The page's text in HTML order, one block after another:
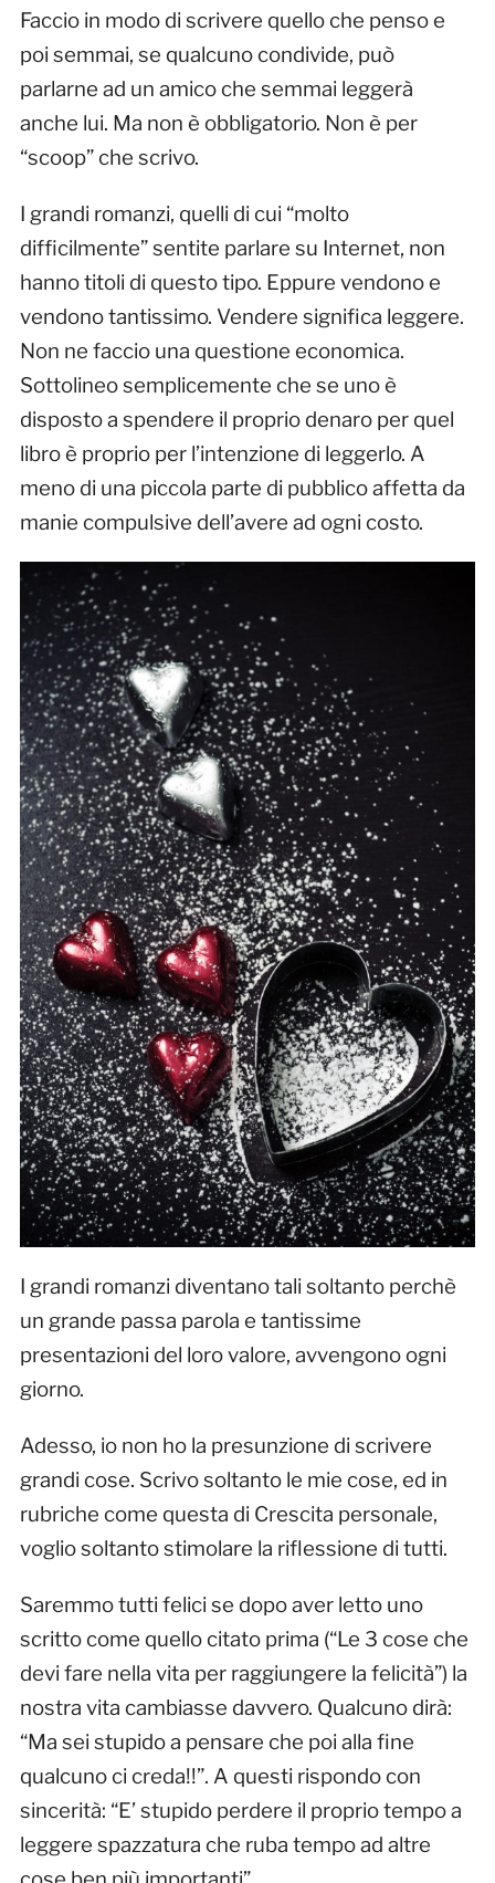
Faccio in modo di scrivere quello che penso e
poi semmai, se qualcuno condivide, può
parlarne ad un amico che semmai leggerà
anche lui. Ma non è obbligatorio. Non è per
“scoop” che scrivo.
I grandi romanzi, quelli di cui “molto
difficilmente” sentite parlare su Internet, non
hanno titoli di questo tipo. Eppure vendono e
vendono tantissimo. Vendere significa leggere.
Non ne faccio una questione economica.
Sottolineo semplicemente che se uno è
disposto a spendere il proprio denaro per quel
libro è proprio per l’intenzione di leggerlo. A
meno di una piccola parte di pubblico affetta da
manie compulsive dell’avere ad ogni costo.
I grandi romanzi diventano tali soltanto perchè
un grande passa parola e tantissime
presentazioni del loro valore, avvengono ogni
giorno.
Adesso, io non ho la presunzione di scrivere
grandi cose. Scrivo soltanto le mie cose, ed in
rubriche come questa di Crescita personale,
voglio soltanto stimolare la riflessione di tutti.
Saremmo tutti felici se dopo aver letto uno
scritto come quello citato prima (“Le 3 cose che
devi fare nella vita per raggiungere la felicità”) la
nostra vita cambiasse davvero. Qualcuno dirà:
“Ma sei stupido a pensare che poi alla fine
qualcuno ci creda!!”. A questi rispondo con
sincerità: “E’ stupido perdere il proprio tempo a
leggere spazzatura che ruba tempo ad altre